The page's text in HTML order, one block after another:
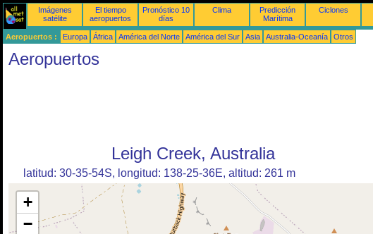
Imágenes
satélite
El tiempo
aeropuertos
Pronóstico 10
días
Clima
Predicción
Marítima
Ciclones
Aeropuertos : Europa África América del Norte América del Sur Asia Australia-Oceanía Otros
Aeropuertos
Leigh Creek, Australia
latitud: 30-35-54S, longitud: 138-25-36E, altitud: 261 m
+
−